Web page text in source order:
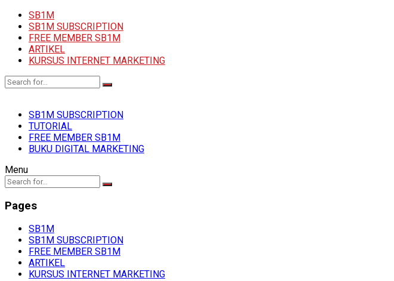
SB1M
SB1M SUBSCRIPTION
FREE MEMBER SB1M
ARTIKEL
KURSUS INTERNET MARKETING
SB1M SUBSCRIPTION
TUTORIAL
FREE MEMBER SB1M
BUKU DIGITAL MARKETING
Menu
Pages
SB1M
SB1M SUBSCRIPTION
FREE MEMBER SB1M
ARTIKEL
KURSUS INTERNET MARKETING